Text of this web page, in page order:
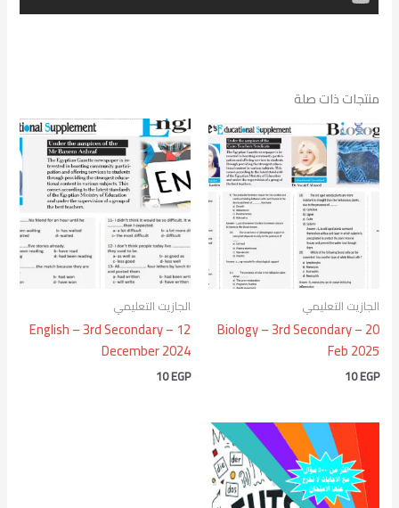
منتجات ذات صلة
الجازيت التعليمي
Biology – 3rd Secondary – 20
Feb 2025
10EGP
الجازيت التعليمي
English – 3rd Secondary – 12
December 2024
10EGP